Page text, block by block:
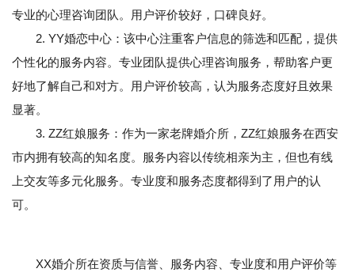
专业的心理咨询团队。用户评价较好，口碑良好。
2. YY婚恋中心：该中心注重客户信息的筛选和匹配，提供
个性化的服务内容。专业团队提供心理咨询服务，帮助客户更
好地了解自己和对方。用户评价较高，认为服务态度好且效果
显著。
3. ZZ红娘服务：作为一家老牌婚介所，ZZ红娘服务在西安
市内拥有较高的知名度。服务内容以传统相亲为主，但也有线
上交友等多元化服务。专业度和服务态度都得到了用户的认
可。
XX婚介所在资质与信誉、服务内容、专业度和用户评价等